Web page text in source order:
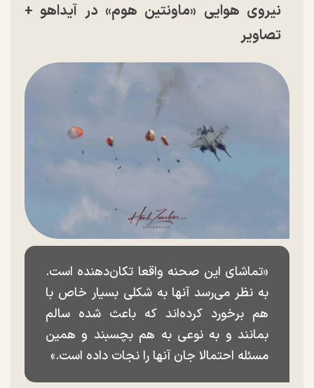
نیروی هوایی «ماونتین هوم» در آیداهو +
تصاویر
«تماشای این صحنه واقعا تکان‌دهنده است.
به نظر می‌رسد آنها به شکلی بسیار خاص با
هم برخورد کرده‌اند که باعث شده سالم
بمانند و به نوعی به هم بچسبند و همین
مسئله احتمالا جان آنها را نجات داده است.»